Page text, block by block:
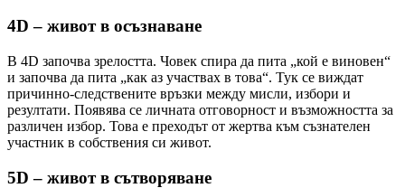
4D – живот в осъзнаване
В 4D започва зрелостта. Човек спира да пита „кой е виновен“
и започва да пита „как аз участвах в това“. Тук се виждат
причинно-следствените връзки между мисли, избори и
резултати. Появява се личната отговорност и възможността за
различен избор. Това е преходът от жертва към съзнателен
участник в собствения си живот.
5D – живот в сътворяване